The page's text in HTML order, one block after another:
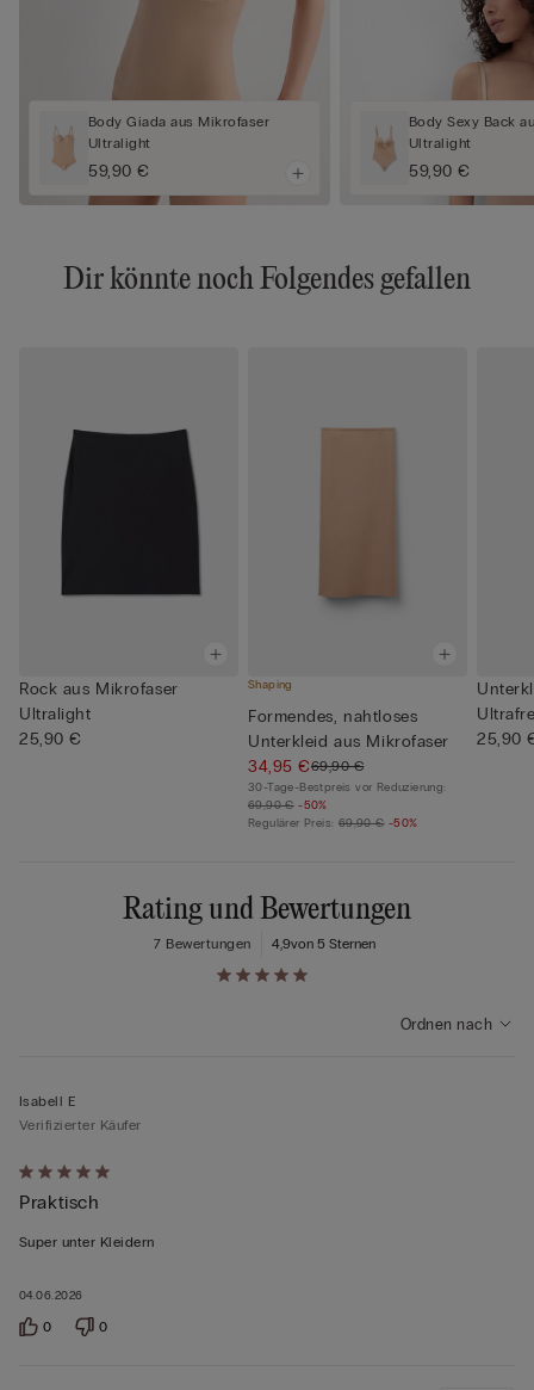
Body Giada aus Mikrofaser
Ultralight
59,90 €
Body Sexy Back
Ultralight
59,90 €
Dir könnte noch Folgendes gefallen
Rock aus Mikrofaser
Ultralight
25,90 €
Shaping
Formendes, nahtloses
Unterkleid aus Mikrofaser
34,95 €69,90 €
30-Tage-Bestpreis vor Reduzierung:
69,90 € -50%
Regulärer Preis: 69,90 € -50%
25,90
Rating und Bewertungen
4,9von 5 Sternen
7 Bewertungen
Ordnen nach
Mit
5
von
bewertet
04.06.2026
Isabell E
Verifizierter Käufer
Praktisch
Super unter Kleidern
0 0